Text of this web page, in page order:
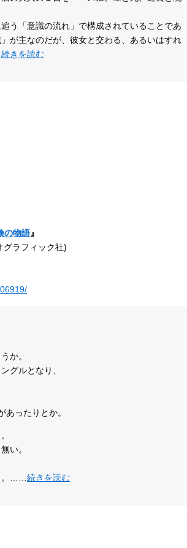
う「意識の流れ」で構成されていることであ
が主なのだが、彼女と交わる、あるいはすれ
続きを読む
の物語』
グラフィック社)
か。
グルとなり、
ったりとか。
い。
。……続きを読む